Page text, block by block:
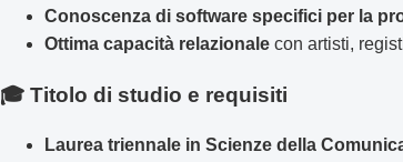
Conoscenza di software specifici per la
Ottima capacità relazionale con artisti,
🎓 Titolo di studio e requisiti
Laurea triennale in Scienze della